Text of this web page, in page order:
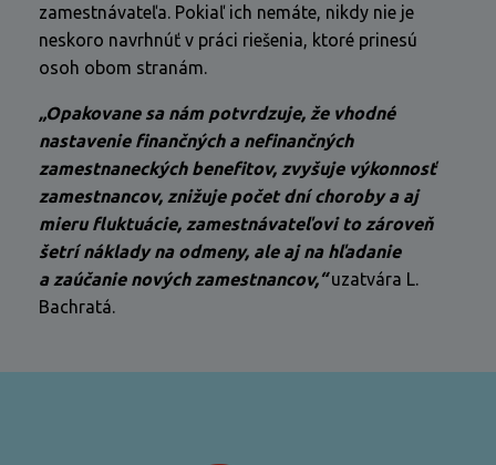
zamestnávateľa. Pokiaľ ich nemáte, nikdy nie je
neskoro navrhnúť v práci riešenia, ktoré prinesú
osoh obom stranám.
„Opakovane sa nám potvrdzuje, že vhodné
nastavenie finančných a nefinančných
zamestnaneckých benefitov, zvyšuje výkonnosť
zamestnancov, znižuje počet dní choroby a aj
mieru fluktuácie, zamestnávateľovi to zároveň
šetrí náklady na odmeny, ale aj na hľadanie
a zaúčanie nových zamestnancov,“uzatvára L.
Bachratá.